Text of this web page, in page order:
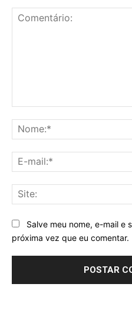
Salve meu nome, e-mail e
próxima vez que eu comentar.